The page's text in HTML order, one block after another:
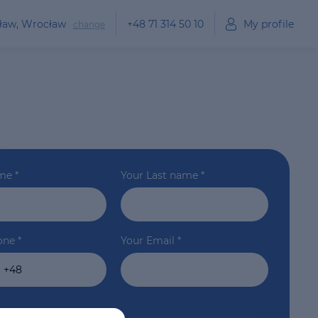
Wrocław change +48 71 314 50 10 My profile
* Your Last name*
* Your Email *